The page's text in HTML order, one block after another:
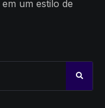
um estilo de